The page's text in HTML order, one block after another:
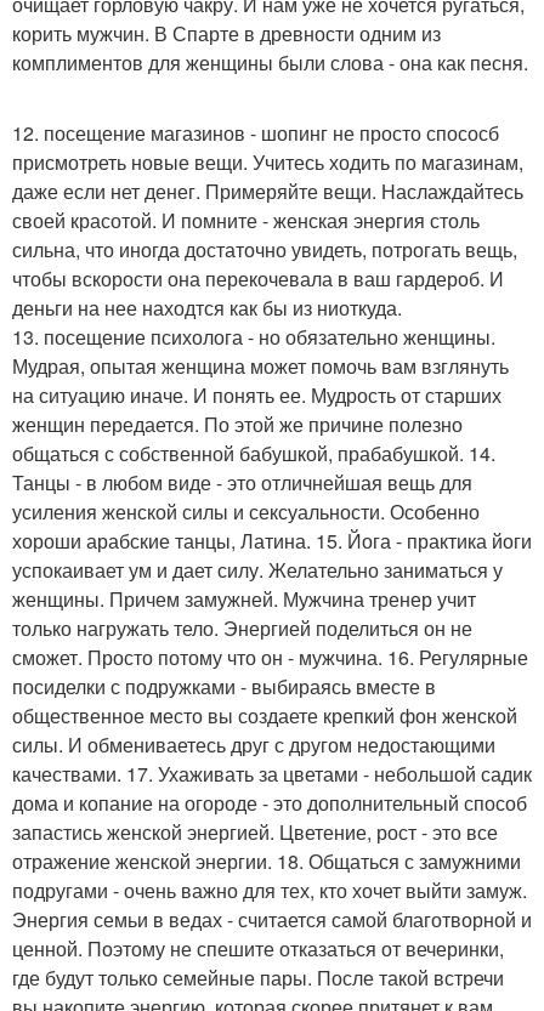
корить мужчин. В Спарте в древности одним из
комплиментов для женщины были слова - она как песня.
12. посещение магазинов - шопинг не просто спососб
присмотреть новые вещи. Учитесь ходить по магазинам,
даже если нет денег. Примеряйте вещи. Наслаждайтесь
своей красотой. И помните - женская энергия столь
сильна, что иногда достаточно увидеть, потрогать вещь,
чтобы вскорости она перекочевала в ваш гардероб. И
деньги на нее находтся как бы из ниоткуда.
13. посещение психолога - но обязательно женщины.
Мудрая, опытая женщина может помочь вам взглянуть
на ситуацию иначе. И понять ее. Мудрость от старших
женщин передается. По этой же причине полезно
общаться с собственной бабушкой, прабабушкой. 14.
Танцы - в любом виде - это отличнейшая вещь для
усиления женской силы и сексуальности. Особенно
хороши арабские танцы, Латина. 15. Йога - практика йоги
успокаивает ум и дает силу. Желательно заниматься у
женщины. Причем замужней. Мужчина тренер учит
только нагружать тело. Энергией поделиться он не
сможет. Просто потому что он - мужчина. 16. Регулярные
посиделки с подружками - выбираясь вместе в
общественное место вы создаете крепкий фон женской
силы. И обмениваетесь друг с другом недостающими
качествами. 17. Ухаживать за цветами - небольшой садик
дома и копание на огороде - это дополнительный способ
запастись женской энергией. Цветение, рост - это все
отражение женской энергии. 18. Общаться с замужними
подругами - очень важно для тех, кто хочет выйти замуж.
Энергия семьи в ведах - считается самой благотворной и
ценной. Поэтому не спешите отказаться от вечеринки,
где будут только семейные пары. После такой встречи